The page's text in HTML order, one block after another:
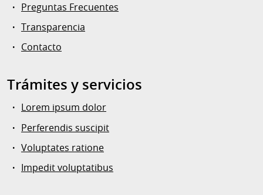
Preguntas Frecuentes
Transparencia
Contacto
Trámites y servicios
Lorem ipsum dolor
Perferendis suscipit
Voluptates ratione
Impedit voluptatibus